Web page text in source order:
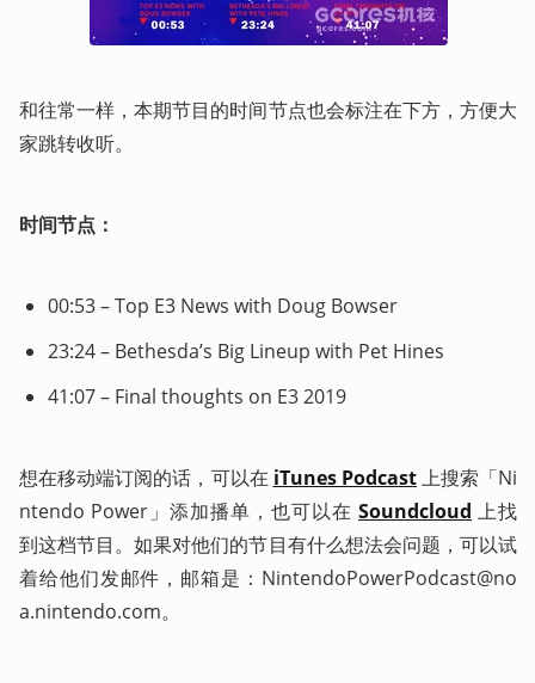
和往常一样，本期节目的时间节点也会标注在下方，方便大
家跳转收听。
时间节点：
00:53 – Top E3 News with Doug Bowser
23:24 – Bethesda’s Big Lineup with Pet Hines
41:07 – Final thoughts on E3 2019
想在移动端订阅的话，可以在 iTunes Podcast 上搜索「Ni
ntendo Power」添加播单，也可以在 Soundcloud 上找
到这档节目。如果对他们的节目有什么想法会问题，可以试
着给他们发邮件，邮箱是：NintendoPowerPodcast@no
a.nintendo.com。